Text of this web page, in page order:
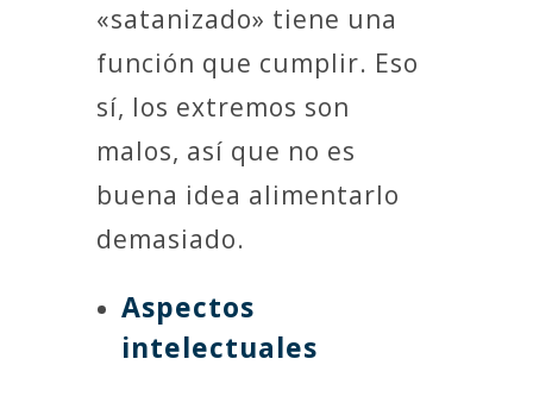
«satanizado» tiene una
función que cumplir. Eso
sí, los extremos son
malos, así que no es
buena idea alimentarlo
demasiado.
Aspectos
intelectuales